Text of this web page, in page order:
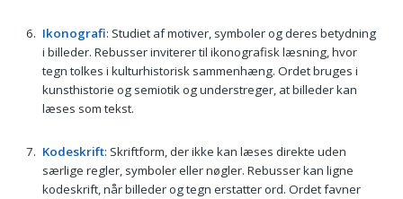
Ikonografi: Studiet af motiver, symboler og deres betydning
i billeder. Rebusser inviterer til ikonografisk læsning, hvor
tegn tolkes i kulturhistorisk sammenhæng. Ordet bruges i
kunsthistorie og semiotik og understreger, at billeder kan
læses som tekst.
Kodeskrift: Skriftform, der ikke kan læses direkte uden
særlige regler, symboler eller nøgler. Rebusser kan ligne
kodeskrift, når billeder og tegn erstatter ord. Ordet favner